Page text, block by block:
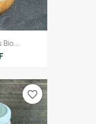
Bio...
favorite_border